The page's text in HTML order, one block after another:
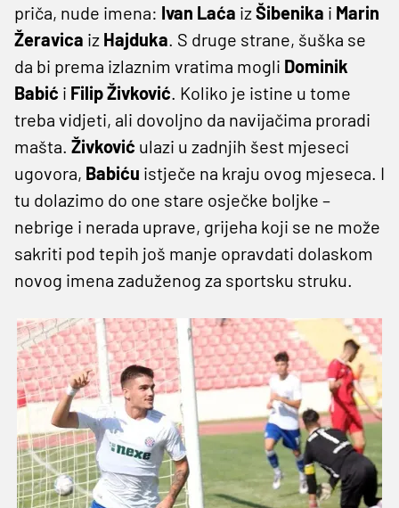
priča, nude imena: Ivan Laća izŠibenika i Marin
Žeravica iz Hajduka. S druge strane, šuška se
da bi prema izlaznim vratima mogli Dominik
Babić i FilipŽivković. Koliko je istine u tome
treba vidjeti, ali dovoljno da navijačima proradi
mašta. Živković ulazi u zadnjih šest mjeseci
ugovora, Babiću istječe na kraju ovog mjeseca. I
tu dolazimo do one stare osječke boljke –
nebrige i nerada uprave, grijeha koji se ne može
sakriti pod tepih još manje opravdati dolaskom
novog imena zaduženog za sportsku struku.